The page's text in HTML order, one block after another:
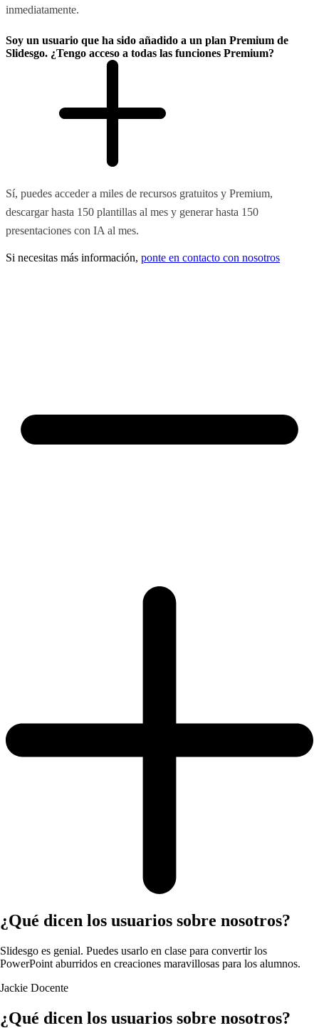
inmediatamente.
Soy un usuario que ha sido añadido a un plan Premium de
Slidesgo. ¿Tengo acceso a todas las funciones Premium?
Sí, puedes acceder a miles de recursos gratuitos y Premium,
descargar hasta 150 plantillas al mes y generar hasta 150
presentaciones con IA al mes.
Si necesitas más información, ponte en contacto con nosotros
¿Qué dicen los usuarios sobre nosotros?
Slidesgo es genial. Puedes usarlo en clase para convertir los
PowerPoint aburridos en creaciones maravillosas para los alumnos.
Jackie Docente
¿Qué dicen los usuarios sobre nosotros?